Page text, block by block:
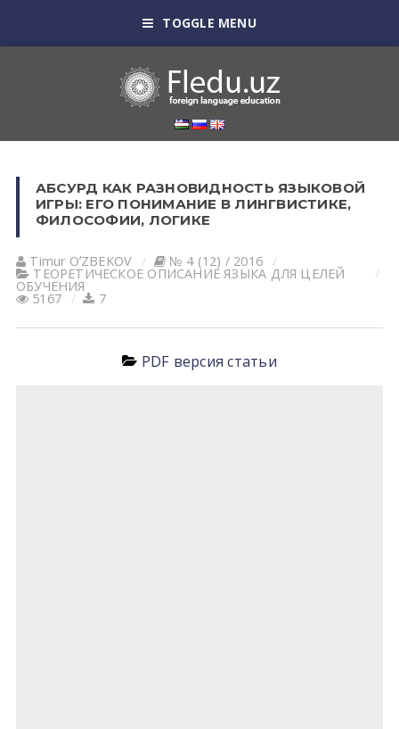
TOGGLE MENU
АБСУРД КАК РАЗНОВИДНОСТЬ ЯЗЫКОВОЙ
ИГРЫ: ЕГО ПОНИМАНИЕ В ЛИНГВИСТИКЕ,
ФИЛОСОФИИ, ЛОГИКЕ
Timur OʼZBEKOV № 4 (12) / 2016
ТЕОРЕТИЧЕСКОЕ ОПИСАНИЕ ЯЗЫКА ДЛЯ ЦЕЛЕЙ
ОБУЧЕНИЯ
5167 7
PDF версия статьи